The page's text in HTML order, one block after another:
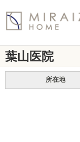
葉山医院
所在地